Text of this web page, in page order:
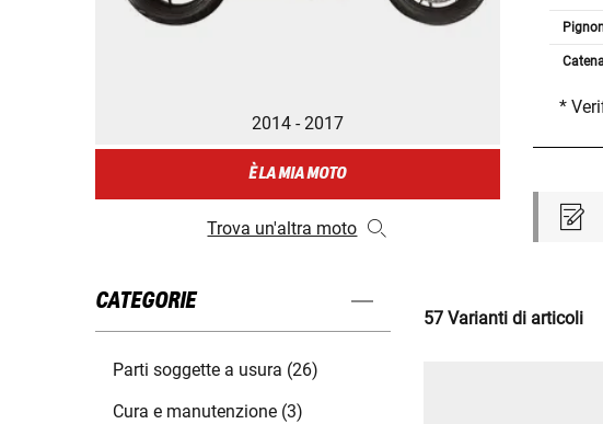
2014 - 2017
È LA MIA MOTO
Trova un'altra moto
*
CATEGORIE
Parti soggette a usura (26)
Cura e manutenzione (3)
57 Varianti di articoli